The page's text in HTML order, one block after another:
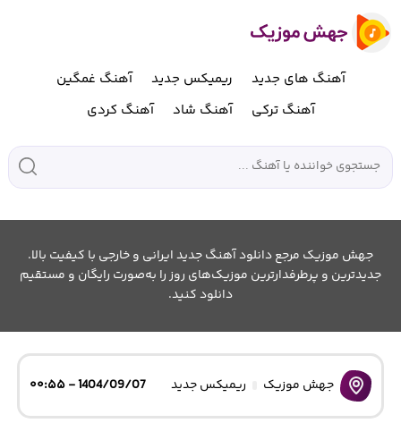
آهنگ های جدید ریمیکس جدید
آهنگ غمگین
آهنگ ترکی
آهنگ شاد آهنگ کردی
جهش موزیک مرجع دانلود آهنگ جدید ایرانی و خارجی با کیفیت بالا.
جدیدترین و پرطرفدارترین موزیک‌های روز را به‌صورت رایگان و مستقیم
دانلود کنید.
جهش موزیک ریمیکس جدید 1404/09/07 - ۰۰:۵۵